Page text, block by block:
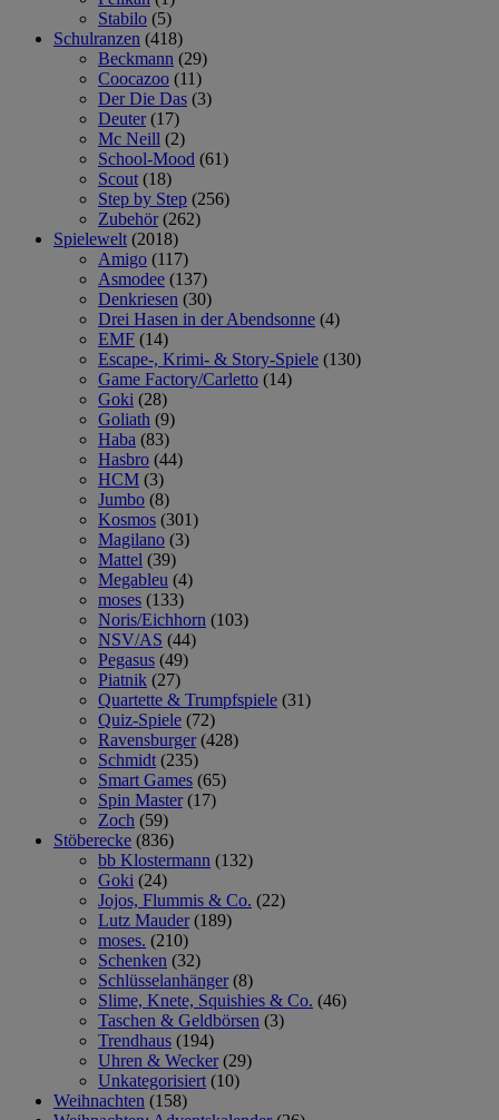
Stabilo (5)
Schulranzen (418)
Beckmann (29)
Coocazoo (11)
Der Die Das (3)
Deuter (17)
Mc Neill (2)
School-Mood (61)
Scout (18)
Step by Step (256)
Zubehör (262)
Spielewelt (2018)
Amigo (117)
Asmodee (137)
Denkriesen (30)
Drei Hasen in der Abendsonne (4)
EMF (14)
Escape-, Krimi- & Story-Spiele (130)
Game Factory/Carletto (14)
Goki (28)
Goliath (9)
Haba (83)
Hasbro (44)
HCM (3)
Jumbo (8)
Kosmos (301)
Magilano (3)
Mattel (39)
Megableu (4)
moses (133)
Noris/Eichhorn (103)
NSV/AS (44)
Pegasus (49)
Piatnik (27)
Quartette & Trumpfspiele (31)
Quiz-Spiele (72)
Ravensburger (428)
Schmidt (235)
Smart Games (65)
Spin Master (17)
Zoch (59)
Stöberecke (836)
bb Klostermann (132)
Goki (24)
Jojos, Flummis & Co. (22)
Lutz Mauder (189)
moses. (210)
Schenken (32)
Schlüsselanhänger (8)
Slime, Knete, Squishies & Co. (46)
Taschen & Geldbörsen (3)
Trendhaus (194)
Uhren & Wecker (29)
Unkategorisiert (10)
Weihnachten (158)